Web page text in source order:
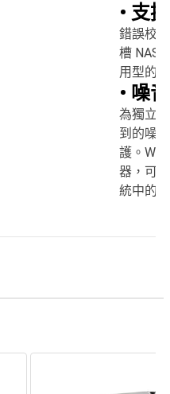
• 支
錯誤校
槽 NAS
用型的
• 噪
為獨立
到的噪
護。WD
器，可
統中的